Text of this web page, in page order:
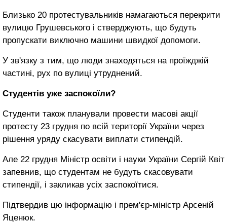
Близько 20 протестувальників намагаються перекрити
вулицю Грушевського і стверджують, що будуть
пропускати виключно машини швидкої допомоги.
У зв'язку з тим, що люди знаходяться на проїжджій
частині, рух по вулиці утруднений.
Студентів уже заспокоїли?
Студенти також планували провести масові акції
протесту 23 грудня по всій території України через
рішення уряду скасувати виплати стипендій.
Але 22 грудня Міністр освіти і науки України Сергій Квіт
запевнив, що студентам не будуть скасовувати
стипендії, і закликав усіх заспокоїтися.
Підтвердив цю інформацію і прем'єр-міністр Арсеній
Яценюк.